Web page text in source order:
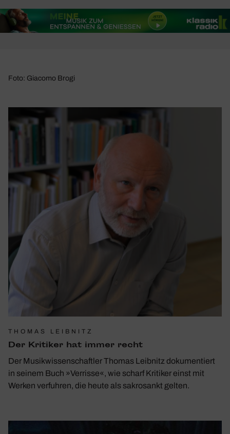
Foto: Giacomo Brogi
THOMAS LEIBNITZ
Der Kritiker hat immer recht
Der Musikwissenschaftler Thomas Leibnitz dokumentiert
in seinem Buch »Verrisse«, wie scharf Kritiker einst mit
Werken verfuhren, die heute als sakrosankt gelten.